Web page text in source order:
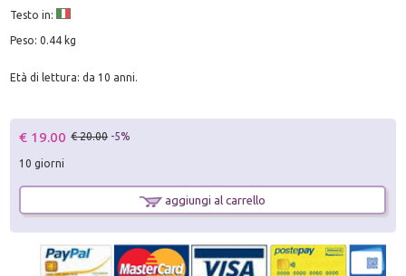
Testo in:
Peso: 0.44 kg
Età di lettura: da 10 anni.
€ 19.00 € 20.00 -5%
10 giorni
aggiungi al carrello